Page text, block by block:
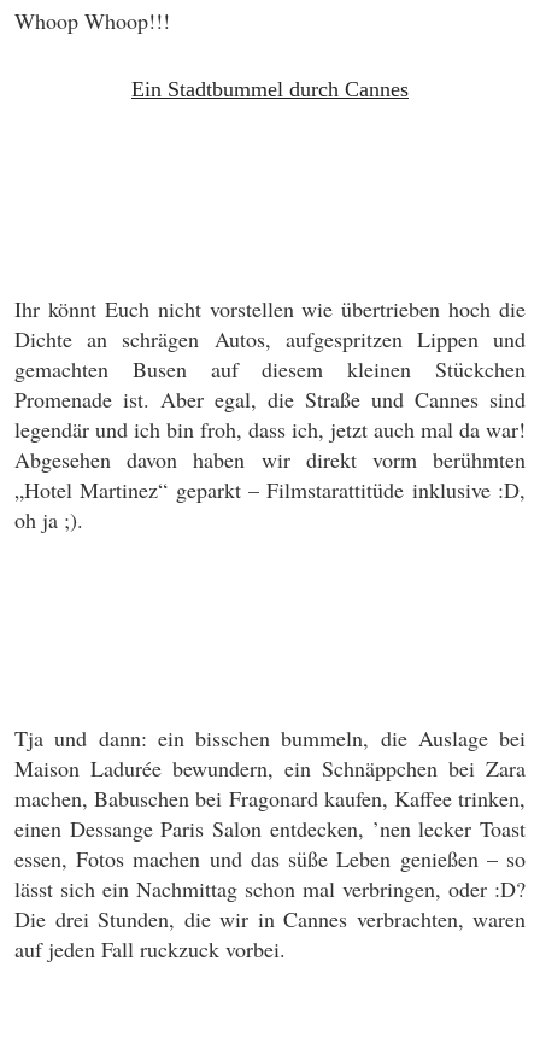
Whoop Whoop!!!
Ein Stadtbummel durch Cannes
Ihr könnt Euch nicht vorstellen wie übertrieben hoch die
Dichte an schrägen Autos, aufgespritzen Lippen und
gemachten Busen auf diesem kleinen Stückchen
Promenade ist. Aber egal, die Straße und Cannes sind
legendär und ich bin froh, dass ich, jetzt auch mal da war!
Abgesehen davon haben wir direkt vorm berühmten
„Hotel Martinez“ geparkt – Filmstarattitüde inklusive :D,
oh ja ;).
Tja und dann: ein bisschen bummeln, die Auslage bei
Maison Ladurée bewundern, ein Schnäppchen bei Zara
machen, Babuschen bei Fragonard kaufen, Kaffee trinken,
einen Dessange Paris Salon entdecken, ’nen lecker Toast
essen, Fotos machen und das süße Leben genießen – so
lässt sich ein Nachmittag schon mal verbringen, oder :D?
Die drei Stunden, die wir in Cannes verbrachten, waren
auf jeden Fall ruckzuck vorbei.